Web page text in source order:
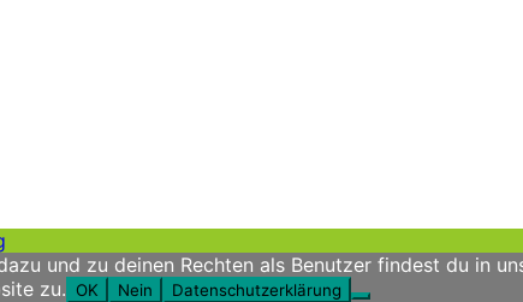
und zu deinen Rechten als Benutzer findest du in
zu. OK Nein Datenschutzerklärung